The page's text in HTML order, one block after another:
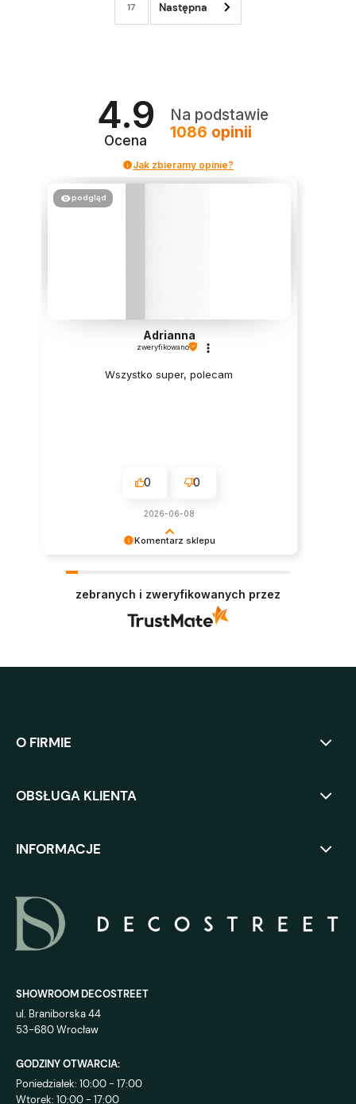
17
4.9
Ocena
Na podstawie
1086 opinii
Jak zbieramy opinie?
Komentarz sklepu
podgląd
Adrianna
zweryfikowano
Wszystko super, polecam
0 0
2026-06-08
zebranych i zweryfikowanych przez
O FIRMIE
OBSŁUGA KLIENTA
INFORMACJE
SHOWROOM DECOSTREET
ul. Braniborska 44
53-680 Wrocław
GODZINY OTWARCIA:
Poniedziałek: 10:00 - 17:00
Wtorek: 10:00 - 17:00